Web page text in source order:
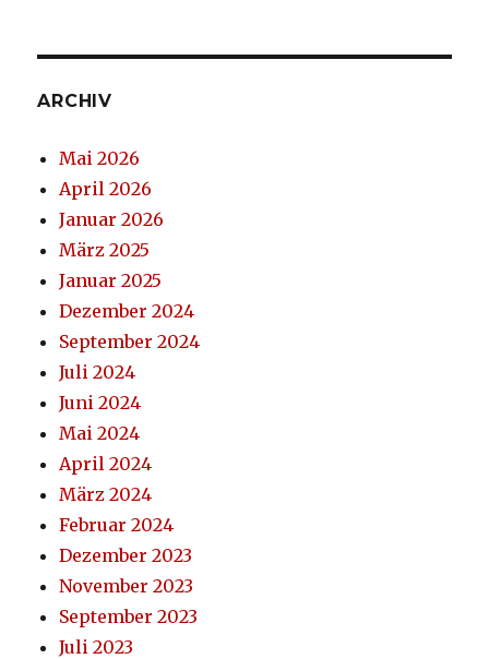
ARCHIV
Mai 2026
April 2026
Januar 2026
März 2025
Januar 2025
Dezember 2024
September 2024
Juli 2024
Juni 2024
Mai 2024
April 2024
März 2024
Februar 2024
Dezember 2023
November 2023
September 2023
Juli 2023